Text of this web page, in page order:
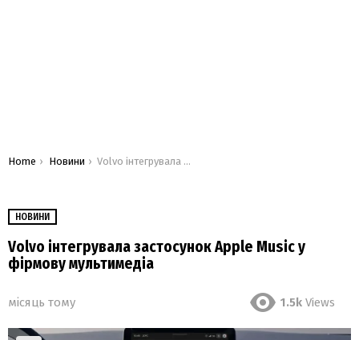
You are here:
Home Новини Volvo інтегрувала застосунок Apple Music у фірмову мультимедіа
НОВИНИ
Volvo інтегрувала застосунок Apple Music у
фірмову мультимедіа
місяць тому 1.5k Views